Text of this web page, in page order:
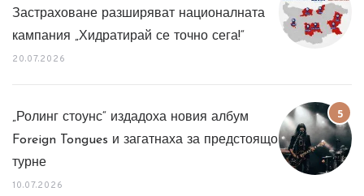
Застраховане разширяват националната
кампания „Хидратирай се точно сега!“
20.07.2026
„Ролинг стоунс“ издадоха новия албум
Foreign Tongues и загатнаха за предстоящо
турне
10.07.2026